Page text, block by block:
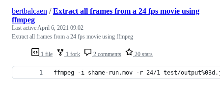
1 file 1 fork 2 comments 20 stars
bertbalcaen /Extract all frames from a 24 fps movie using
ffmpeg
Last activeApril 6, 2021 09:02
Extract all frames from a 24 fps movie using ffmpeg
ffmpeg -i shame-run.mov -r 24/1 test/